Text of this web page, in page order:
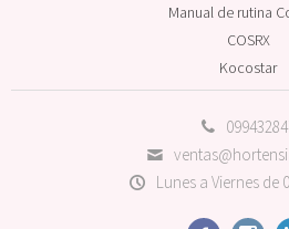
Lunes a Viernes de
Manual de rutina
COSRX
Kocostar